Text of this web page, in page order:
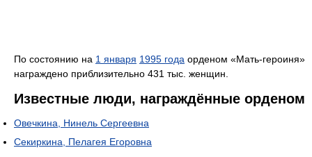
По состоянию на 1 января 1995 года орденом «Мать-героиня»
награждено приблизительно 431 тыс. женщин.
Известные люди, награждённые орденом
Овечкина, Нинель Сергеевна
Секиркина, Пелагея Егоровна